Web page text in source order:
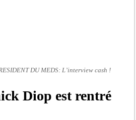
DU MEDS: L’interview cash !
Diop est rentré